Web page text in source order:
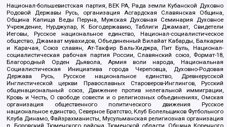
Национал-большевистская партия, ВЕК РА, Рада земли Кубанской Духовно
Родовой Державы Русь, организация Асгардская Славянская Община,
Община Капища Веды Перуна, Мужская Духовная Семинария Духовное
Учреждение, Нурджулар, К Богодержавию, Таблиги Джамаат, Свидетели
Иеговы, Русское национальное единство, Национал-социалистическое
общество, Джамаат мувахидов, Объединенный Вилайат Кабарды, Балкарии
и Карачая, Союз славян, Ат-Такфир Валь-Хиджра, Пит Буль, Национал-
социалистическая рабочая партия России, Славянский союз, Формат-18,
Благородный Орден Дьявола, Армия воли народа, Национальная
Социалистическая Инициатива города Череповца, Духовно-Родовая
Держава Русь, Русское национальное единство, Древнерусской
Инглистической церкви Православных Староверов-Инглингов, Русский
общенациональный союз, Движение против нелегальной иммиграции,
Кровь и Честь, О свободе совести и о религиозных объединениях, Омская
организация общественного политического движения Русское
национальное единство, Северное Братство, Клуб Болельщиков Футбольного
Клуба Динамо, Файзрахманисты, Мусульманская религиозная организация